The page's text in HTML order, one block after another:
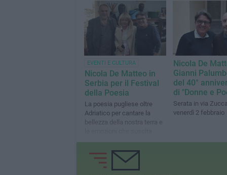
EVENTI E CULTURA
Nicola De Matteo in
Serbia per il Festival
della Poesia
La poesia pugliese oltre
Adriatico per cantare la
bellezza della nostra terra e
Nicola De
Gianni
del 40°
di "Donne e
Serata in via
venerdì 2 febbraio